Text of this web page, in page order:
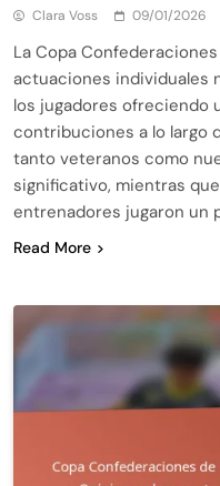
Clara Voss 09/01/2026
La Copa
actuaciones individuales
los jugadores ofreciendo
contribuciones a lo largo
tanto veteranos como
significativo, mientras
entrenadores jugaron un
Read More